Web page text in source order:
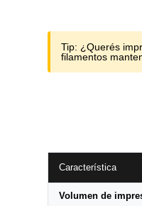
Tip: ¿Querés
filamentos
Característica
Volumen de